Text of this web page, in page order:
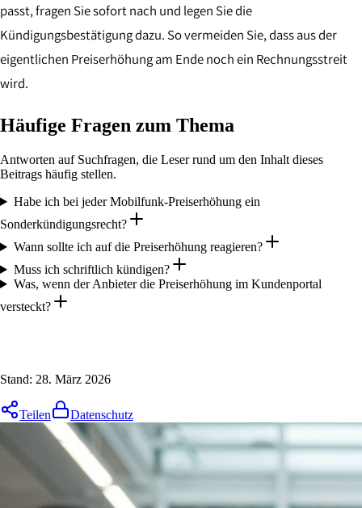
passt, fragen Sie sofort nach und legen Sie die
Kündigungsbestätigung dazu. So vermeiden Sie, dass aus der
eigentlichen Preiserhöhung am Ende noch ein Rechnungsstreit
wird.
Häufige Fragen zum Thema
Antworten auf Suchfragen, die Leser rund um den Inhalt dieses
Beitrags häufig stellen.
Habe ich bei jeder Mobilfunk-Preiserhöhung ein
Sonderkündigungsrecht?
Wann sollte ich auf die Preiserhöhung reagieren?
Muss ich schriftlich kündigen?
Was, wenn der Anbieter die Preiserhöhung im Kundenportal
versteckt?
Stand: 28. März 2026
Teilen Datenschutz